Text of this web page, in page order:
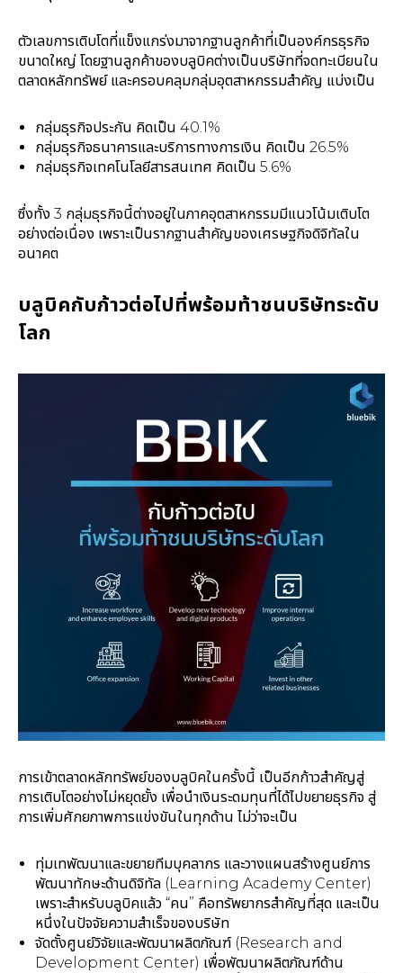
ตัวเลขการเติบโตที่แข็งแกร่งมาจากฐานลูกค้าที่เป็นองค์กรธุรกิจ
ขนาดใหญ่ โดยฐานลูกค้าของบลูบิคต่างเป็นบริษัทที่จดทะเบียนใน
ตลาดหลักทรัพย์ และครอบคลุมกลุ่มอุตสาหกรรมสำคัญ แบ่งเป็น
กลุ่มธุรกิจประกัน คิดเป็น 40.1%
กลุ่มธุรกิจธนาคารและบริการทางการเงิน คิดเป็น 26.5%
กลุ่มธุรกิจเทคโนโลยีสารสนเทศ คิดเป็น 5.6%
ซึ่งทั้ง 3 กลุ่มธุรกิจนี้ต่างอยู่ในภาคอุตสาหกรรมมีแนวโน้มเติบโต
อย่างต่อเนื่อง เพราะเป็นรากฐานสำคัญของเศรษฐกิจดิจิทัลใน
อนาคต
บลูบิคกับก้าวต่อไปที่พร้อมท้าชนบริษัทระดับ
โลก
การเข้าตลาดหลักทรัพย์ของบลูบิคในครั้งนี้ เป็นอีกก้าวสำคัญสู่
การเติบโตอย่างไม่หยุดยั้ง เพื่อนำเงินระดมทุนที่ได้ไปขยายธุรกิจ สู่
การเพิ่มศักยภาพการแข่งขันในทุกด้าน ไม่ว่าจะเป็น
ทุ่มเทพัฒนาและขยายทีมบุคลากร และวางแผนสร้างศูนย์การ
พัฒนาทักษะด้านดิจิทัล (Learning Academy Center)
เพราะสำหรับบลูบิคแล้ว “คน” คือทรัพยากรสำคัญที่สุด และเป็น
หนึ่งในปัจจัยความสำเร็จของบริษัท
จัดตั้งศูนย์วิจัยและพัฒนาผลิตภัณฑ์ (Research and
Development Center) เพื่อพัฒนาผลิตภัณฑ์ด้าน